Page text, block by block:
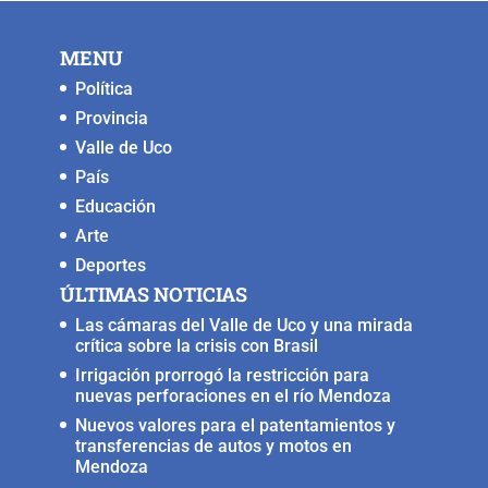
MENU
Política
Provincia
Valle de Uco
País
Educación
Arte
Deportes
ÚLTIMAS NOTICIAS
Las cámaras del Valle de Uco y una mirada
crítica sobre la crisis con Brasil
Irrigación prorrogó la restricción para
nuevas perforaciones en el río Mendoza
Nuevos valores para el patentamientos y
transferencias de autos y motos en
Mendoza